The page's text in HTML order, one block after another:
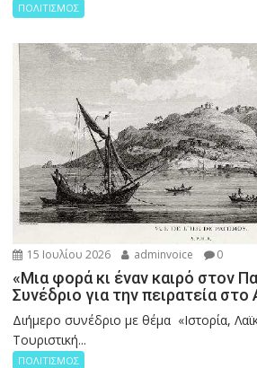
ΠΟΛΙΤΙΣΜΟΣ
15 Ιουλίου 2026 adminvoice 0
«Μια φορά κι έναν καιρό στον
Συνέδριο για την πειρατεία στο
Διήμερο συνέδριο με θέμα «Ιστορία,
Τουριστική...
ΠΟΛΙΤΙΣΜΟΣ